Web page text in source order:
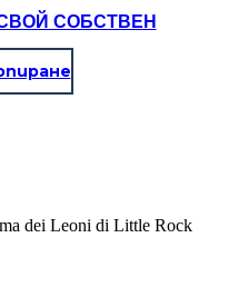
СОБСТВЕН
dei Leoni di Little Rock